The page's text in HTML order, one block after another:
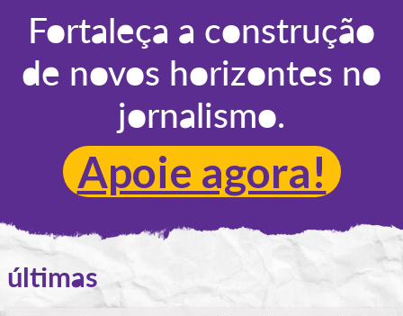
Fortaleça a construção
de novos horizontes no
jornalismo.
Apoie agora!
últimas